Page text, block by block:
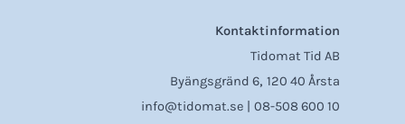
Kontaktinformation
Tidomat Tid AB
Byängsgränd 6, 120 40 Årsta
info@tidomat.se |
08-508 600 10